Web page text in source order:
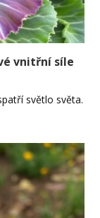
vnitřní síle
světlo světa.